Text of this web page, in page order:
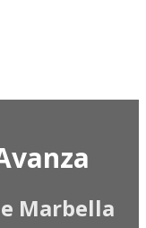
Marbella